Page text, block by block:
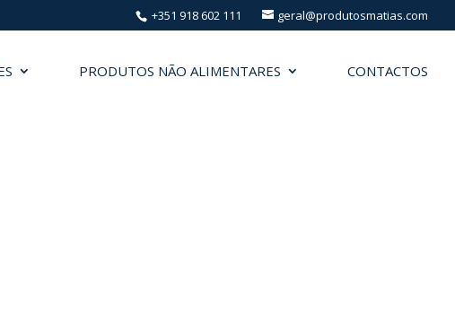
+351 918 602 111 geral@produtosmatias.com
PRODUTOS NÃO ALIMENTARES CONTACTOS